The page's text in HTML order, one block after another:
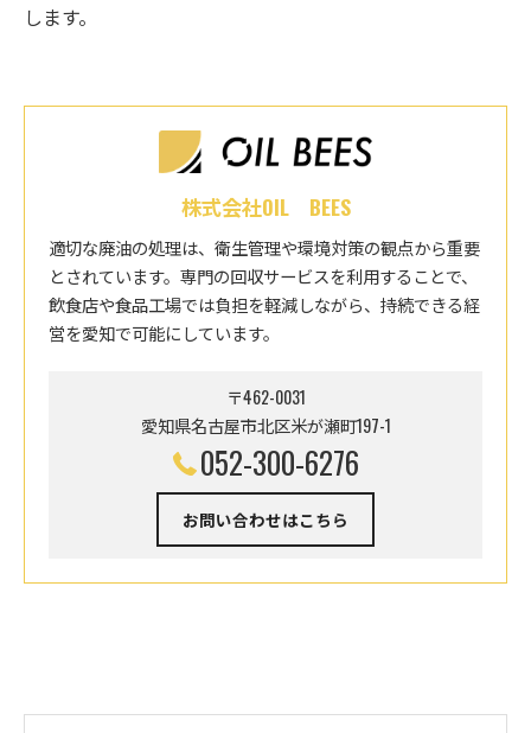
します。
株式会社OIL BEES
適切な廃油の処理は、衛生管理や環境対策の観点から重要
とされています。専門の回収サービスを利用することで、
飲食店や食品工場では負担を軽減しながら、持続できる経
営を愛知で可能にしています。
〒462-0031
愛知県名古屋市北区米が瀬町197-1
052-300-6276
お問い合わせはこちら